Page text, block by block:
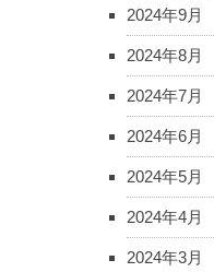
2024年9月
2024年8月
2024年7月
2024年6月
2024年5月
2024年4月
2024年3月